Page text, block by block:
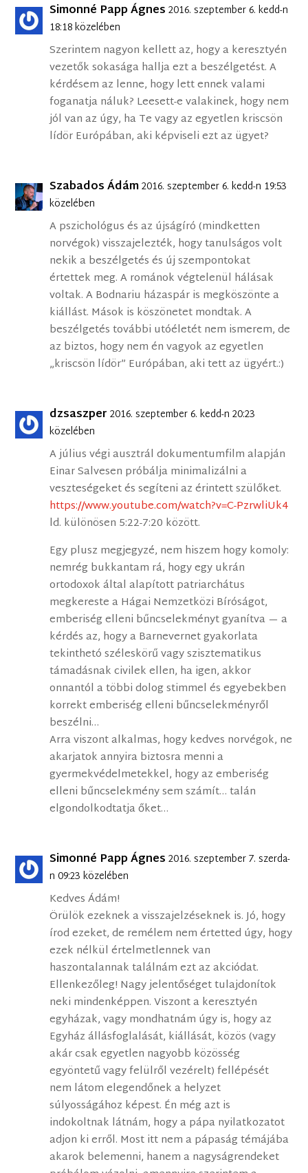
Simonné Papp Ágnes 2016. szeptember 6. kedd-n
18:18 közelében
Szerintem nagyon kellett az, hogy a keresztyén
vezetők sokasága hallja ezt a beszélgetést. A
kérdésem az lenne, hogy lett ennek valami
foganatja náluk? Leesett-e valakinek, hogy nem
jól van az úgy, ha Te vagy az egyetlen kriscsön
lídör Európában, aki képviseli ezt az ügyet?
Szabados Ádám2016. szeptember 6. kedd-n 19:53
közelében
A pszichológus és az újságíró (mindketten
norvégok) visszajelezték, hogy tanulságos volt
nekik a beszélgetés és új szempontokat
értettek meg. A románok végtelenül hálásak
voltak. A Bodnariu házaspár is megköszönte a
kiállást. Mások is köszönetet mondtak. A
beszélgetés további utóéletét nem ismerem, de
az biztos, hogy nem én vagyok az egyetlen
„kriscsön lídör” Európában, aki tett az ügyért.:)
dzsaszper 2016. szeptember 6. kedd-n 20:23
közelében
A július végi ausztrál dokumentumfilm alapján
Einar Salvesen próbálja minimalizálni a
veszteségeket és segíteni az érintett szülőket.
https://www.youtube.com/watch?v=C-PzrwliUk4
ld. különösen 5:22-7:20 között.
Egy plusz megjegyzé, nem hiszem hogy komoly:
nemrég bukkantam rá, hogy egy ukrán
ortodoxok által alapított patriarchátus
megkereste a Hágai Nemzetközi Bíróságot,
emberiség elleni bűncselekményt gyanítva — a
kérdés az, hogy a Barnevernet gyakorlata
tekinthetó széleskörű vagy szisztematikus
támadásnak civilek ellen, ha igen, akkor
onnantól a többi dolog stimmel és egyebekben
korrekt emberiség elleni bűncselekményről
beszélni…
Arra viszont alkalmas, hogy kedves norvégok, ne
akarjatok annyira biztosra menni a
gyermekvédelmetekkel, hogy az emberiség
elleni bűncselekmény sem számít… talán
elgondolkodtatja őket…
Simonné Papp Ágnes 2016. szeptember 7. szerda-
n 09:23 közelében
Kedves Ádám!
Örülök ezeknek a visszajelzéseknek is. Jó, hogy
írod ezeket, de remélem nem értetted úgy, hogy
ezek nélkül értelmetlennek van
haszontalannak találnám ezt az akciódat.
Ellenkezőleg! Nagy jelentőséget tulajdonítok
neki mindenképpen. Viszont a keresztyén
egyházak, vagy mondhatnám úgy is, hogy az
Egyház állásfoglalását, kiállását, közös (vagy
akár csak egyetlen nagyobb közösség
egyöntetű vagy felülről vezérelt) fellépését
nem látom elegendőnek a helyzet
súlyosságához képest. Én még azt is
indokoltnak látnám, hogy a pápa nyilatkozatot
adjon ki erről. Most itt nem a pápaság témájába
akarok belemenni, hanem a nagyságrendeket